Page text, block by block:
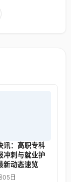
讯：高职专科
冲刺与就业护
新动态速览
05日